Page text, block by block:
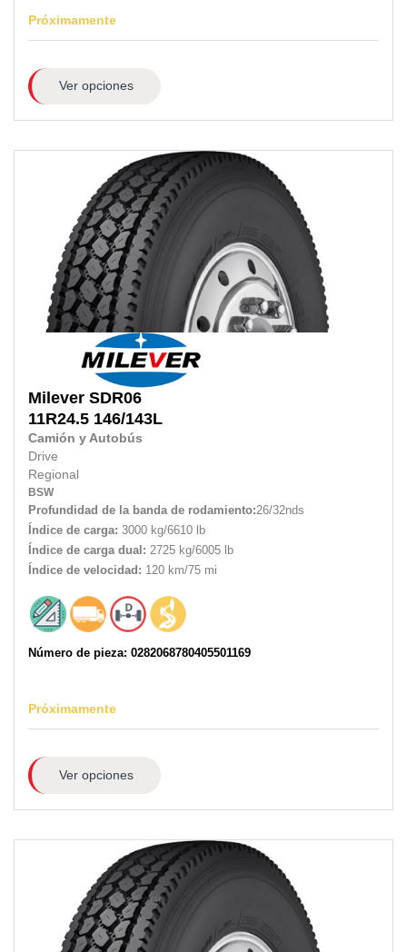
Próximamente
Ver opciones
Milever SDR06
11R24.5 146/143L
Camión y Autobús
Drive
Regional
BSW
Profundidad de la banda de rodamiento:26/32nds
Índice de carga: 3000 kg/6610 lb
Índice de carga dual: 2725 kg/6005 lb
Índice de velocidad: 120 km/75 mi
Número de pieza: 0282068780405501169
Próximamente
Ver opciones